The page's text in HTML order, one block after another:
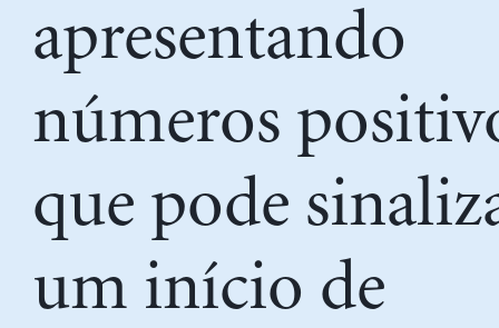
apresentando
números
que pode
um início de